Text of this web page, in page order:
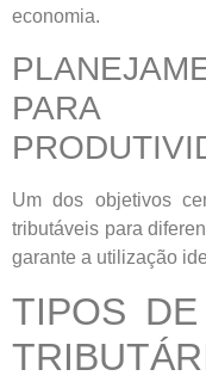
economia.
PARA
Um dos objetivos
tributáveis ​​para
garante a utilização
TIPOS